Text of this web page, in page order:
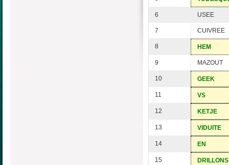
6 USEE
7 CUIVREE
8 HEM
9 MAZOUT
10 GEEK
11 VS
12 KETJE
13 VIDUITE
14 EN
15 DRILLONS